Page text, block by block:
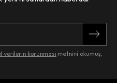
verilerin korunması metnini okumuş,